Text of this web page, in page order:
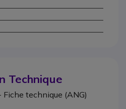
Technique
technique (ANG)